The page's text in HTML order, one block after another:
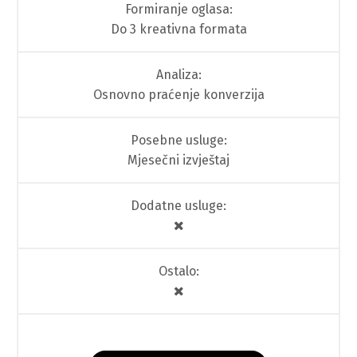
Formiranje oglasa:
Do 3 kreativna formata
Analiza:
Osnovno praćenje konverzija
Posebne usluge:
Mjesečni izvještaj
Dodatne usluge:
Ostalo: